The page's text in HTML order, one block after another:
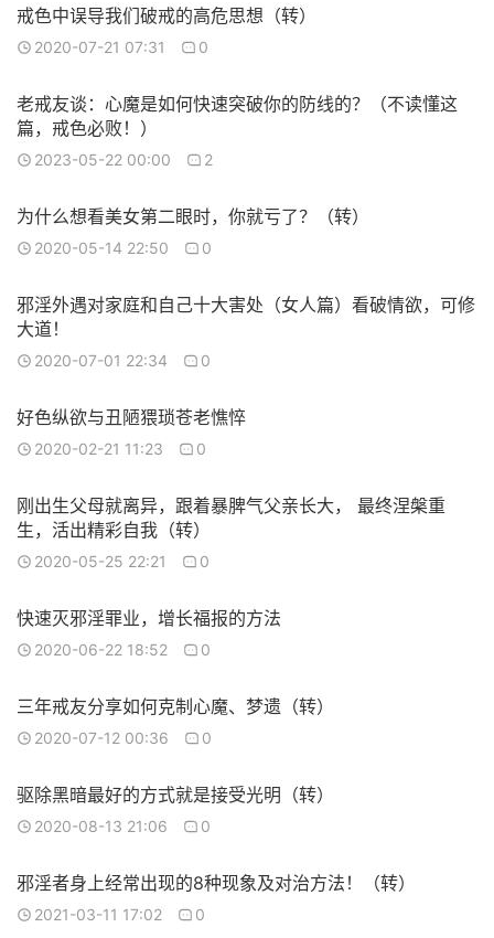
戒色中误导我们破戒的高危思想（转）
2020-07-21 07:31 0
老戒友谈：心魔是如何快速突破你的防线的？（不读懂这
篇，戒色必败！）
2023-05-22 00:00 2
为什么想看美女第二眼时，你就亏了？（转）
2020-05-14 22:50 0
邪淫外遇对家庭和自己十大害处（女人篇）看破情欲，可修
大道！
2020-07-01 22:34 0
好色纵欲与丑陋猥琐苍老憔悴
2020-02-21 11:23 0
刚出生父母就离异，跟着暴脾气父亲长大， 最终涅槃重
生，活出精彩自我（转）
2020-05-25 22:21 0
快速灭邪淫罪业，增长福报的方法
2020-06-22 18:52 0
三年戒友分享如何克制心魔、梦遗（转）
2020-07-12 00:36 0
驱除黑暗最好的方式就是接受光明（转）
2020-08-13 21:06 0
邪淫者身上经常出现的8种现象及对治方法！（转）
2021-03-11 17:02 0